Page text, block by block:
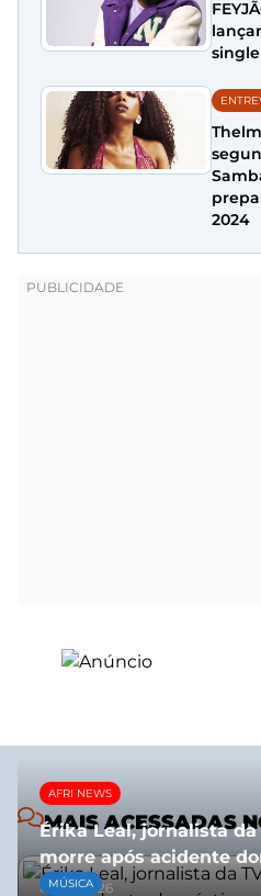
single
2024
MAIS ACESSADAS
AFRI NEWS
Érika Leal, jornalista da
morre após acidente
08/07/2026
MÚSICA